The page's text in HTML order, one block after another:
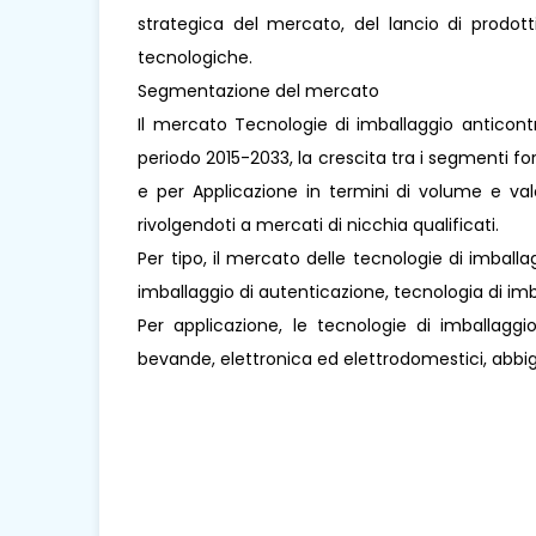
strategica del mercato, del lancio di
tecnologiche.
Segmentazione del mercato
Il mercato Tecnologie di imballaggio
periodo 2015-2033, la crescita tra i segmenti
e per Applicazione in termini di volume e
rivolgendoti a mercati di nicchia qualificati.
Per tipo, il mercato delle tecnologie di
imballaggio di autenticazione, tecnologia di
Per applicazione, le tecnologie di
bevande, elettronica ed elettrodomestici,